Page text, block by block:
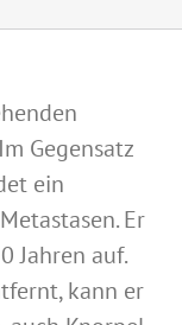
Gegensatz
ein
Er
Jahren auf.
kann er